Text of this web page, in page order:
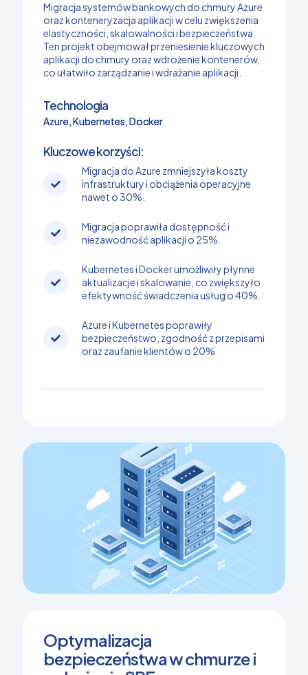
Migracja systemów bankowych do chmury Azure
oraz konteneryzacja aplikacji w celu zwiększenia
elastyczności, skalowalności i bezpieczeństwa.
Ten projekt obejmował przeniesienie kluczowych
aplikacji do chmury oraz wdrożenie kontenerów,
co ułatwiło zarządzanie i wdrażanie aplikacji.
Technologia
Azure, Kubernetes, Docker
Azure, Kubernetes, Docker
Azure, Kubernetes, Docker
Azure, Kubernetes, Docker
Kluczowe korzyści:
Migracja do Azure zmniejszyła koszty
infrastruktury i obciążenia operacyjne
nawet o 30%.
Migracja poprawiła dostępność i
niezawodność aplikacji o 25%.
Kubernetes i Docker umożliwiły płynne
aktualizacje i skalowanie, co zwiększyło
efektywność świadczenia usług o 40%.
Azure i Kubernetes poprawiły
bezpieczeństwo, zgodność z przepisami
oraz zaufanie klientów o 20%
Optymalizacja
bezpieczeństwa w chmurze i